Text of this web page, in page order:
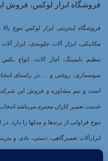
فروشگاه ابزار لوکس، فروش
فروشگاه اینترنتی ابزار لوکس تنوع بالا
مکانیکی، ابزار آلات جلوبندی، ابزار
تنظیم تایمینگ، آچار آلات،
سوسماری، روغنی و … در راستای
است و تیم مشاوره و فروش این
خدمت تعمیر کاران محترم می‌باشد.انتخاب
تنوع فراوانی از برندها و مدلها را دارد.
ابزارآلات تعمیرگاهی، دستی، بادی و